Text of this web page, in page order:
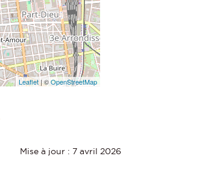
Leaflet| ©OpenStreetMap
Mise à jour : 7 avril 2026